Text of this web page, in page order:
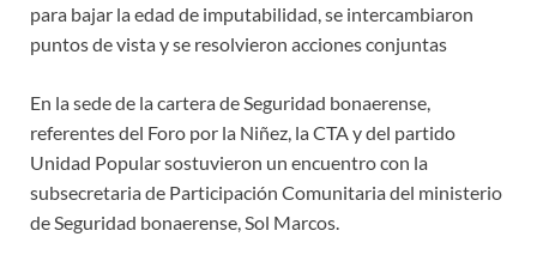
para bajar la edad de imputabilidad, se intercambiaron
puntos de vista y se resolvieron acciones conjuntas
En la sede de la cartera de Seguridad bonaerense,
referentes del Foro por la Niñez, la CTA y del partido
Unidad Popular sostuvieron un encuentro con la
subsecretaria de Participación Comunitaria del ministerio
de Seguridad bonaerense, Sol Marcos.